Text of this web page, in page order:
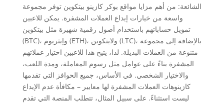
الشائعة: من أهم مزايا مواقع بوكر كازينو بيتكوين توفر مجموعة
واسعة من خيارات إيداع العملات المشفرة. يمكن للاعبين
تمويل حساباتهم باستخدام أصول رقمية شهيرة مثل بيتكوين
(BTC)، وإيثريوم (ETH)، ولايتكوين (LTC)، بالإضافة إلى مجموعة
متنوعة من العملات البديلة. لذا، يتيح هذا للاعبين اختيار عملاتهم
المشفرة بناءً على عوامل مثل رسوم المعاملة، ومدة اللعب،
والاختيار الشخصي. في الأساس، جميع الحوافز التي تقدمها
كازينوهات العملات المشفرة لها معايير – مكافأة عدم الإيداع
ليست استثناءً. على سبيل المثال، تتطلب المنصة التي تقدم